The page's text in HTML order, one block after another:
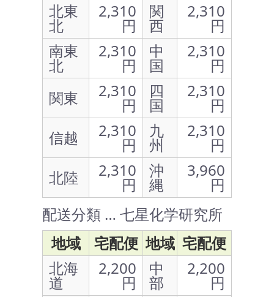
北東
北
2,310
円
関
西
2,310
円
南東
北
2,310
円
中
国
2,310
円
関東
2,310
円
四
国
2,310
円
信越
2,310
円
九
州
2,310
円
北陸
2,310
円
沖
縄
3,960
円
配送分類 … 七星化学研究所
地域
宅配便 地域 宅配便
北海
道
2,200
円
中
部
2,200
円